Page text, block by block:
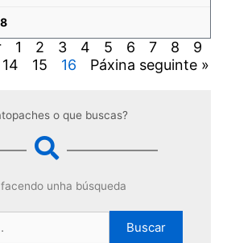
1 2 3 4 5 6 7 8 9
14 15 16 Páxina seguinte »
o que buscas?
unha búsqueda
Buscar